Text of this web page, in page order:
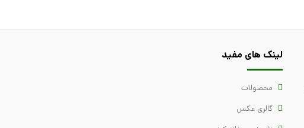
لینک های مفید
محصولات
گالری عکس